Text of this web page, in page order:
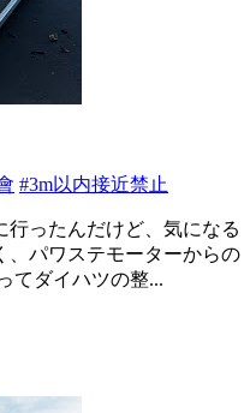
#3m以内接近禁止
ったんだけど、気になる
、パワステモーターからの
てダイハツの整...